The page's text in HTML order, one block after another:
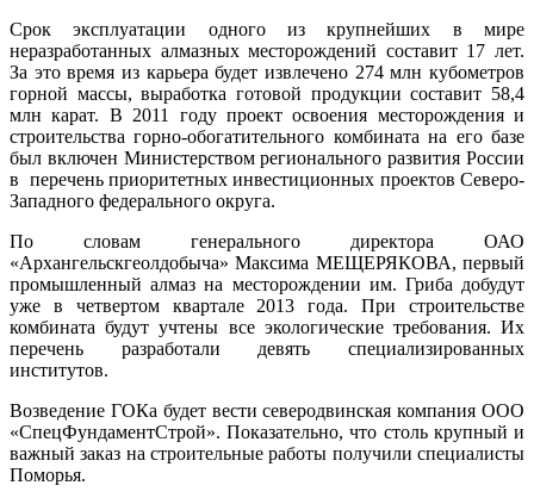
Срок эксплуатации одного из крупнейших в мире
неразработанных алмазных месторождений составит 17 лет.
За это время из карьера будет извлечено 274 млн кубометров
горной массы, выработка готовой продукции составит 58,4
млн карат. В 2011 году проект освоения месторождения и
строительства горно-обогатительного комбината на его базе
был включен Министерством регионального развития России
в перечень приоритетных инвестиционных проектов Северо-
Западного федерального округа.
По словам генерального директора ОАО
«Архангельскгеолдобыча» Максима МЕЩЕРЯКОВА, первый
промышленный алмаз на месторождении им. Гриба добудут
уже в четвертом квартале 2013 года. При строительстве
комбината будут учтены все экологические требования. Их
перечень разработали девять специализированных
институтов.
Возведение ГОКа будет вести северодвинская компания ООО
«СпецФундаментСтрой». Показательно, что столь крупный и
важный заказ на строительные работы получили специалисты
Поморья.